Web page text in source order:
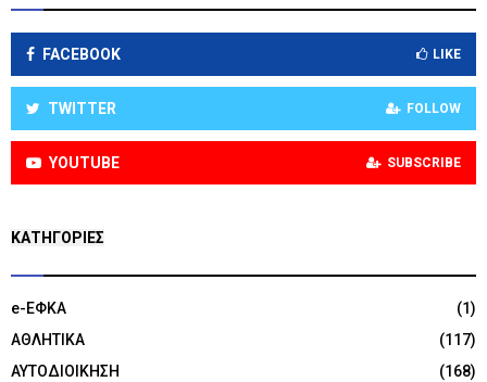
FACEBOOK LIKE
TWITTER FOLLOW
YOUTUBE SUBSCRIBE
KΑΤΗΓΟΡΊΕΣ
e-ΕΦΚΑ
(1)
ΑΘΛΗΤΙΚΑ
(117)
ΑΥΤΟΔΙΟΙΚΗΣΗ
(168)